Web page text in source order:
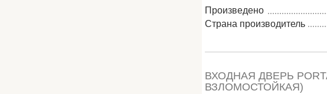
Произведено
Страна производитель
ВХОДНАЯ ДВЕРЬ
ВЗЛОМОСТОЙКАЯ)